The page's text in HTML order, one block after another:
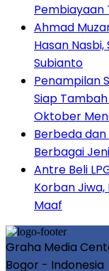
Pembiayaan
Ahmad
Hasan
Subianto
Penampilan
Siap
Oktober
Berbeda
Berbagai
Antre Beli
Korban Jiwa,
Maaf
Graha Media
Bogor - Indonesia